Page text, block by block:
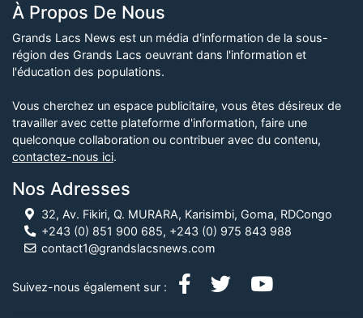
À Propos De Nous
Grands Lacs News est un média d'information de la sous-
région des Grands Lacs oeuvrant dans l'information et
l'éducation des populations.
Vous cherchez un espace publicitaire, vous êtes désireux de
travailler avec cette plateforme d'information, faire une
quelconque collaboration ou contribuer avec du contenu,
contactez-nous ici.
Nos Adresses
32, Av. Fikiri, Q. MURARA, Karisimbi, Goma, RDCongo
+243 (0) 851 900 685, +243 (0) 975 843 988
contact1@grandslacsnews.com
Suivez-nous également sur :